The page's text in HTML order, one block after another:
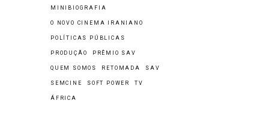
MINIBIOGRAFIA
O NOVO CINEMA IRANIANO
POLÍTICAS PÚBLICAS
PRODUÇÃO PRÊMIO SAV
QUEM SOMOS RETOMADA SAV
SEMCINE SOFT POWER TV
ÁFRICA